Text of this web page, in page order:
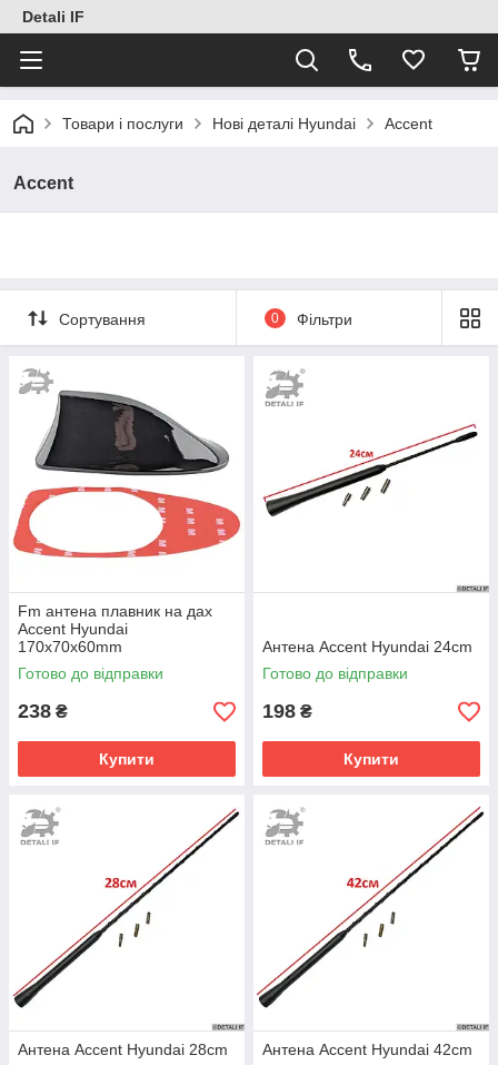
Detali IF
Товари і послуги Нові деталі Hyundai Accent
Accent
Сортування 0 Фільтри
Fm антена плавник на дах
Accent Hyundai
170х70х60mm
Готово до відправки
238 ₴
Купити
Антена Accent Hyundai 24cm
Готово до відправки
198 ₴
Купити
Антена Accent Hyundai 28cm
Антена Accent Hyundai 42cm